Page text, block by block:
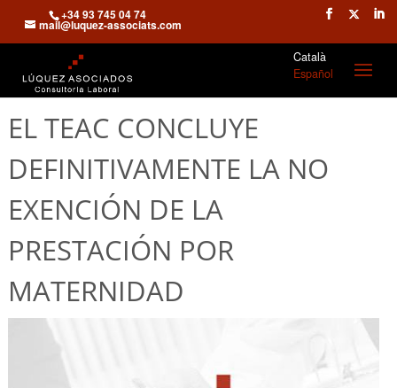
+34 93 745 04 74
mail@luquez-associats.com
Català
Español
EL TEAC CONCLUYE
DEFINITIVAMENTE LA NO
EXENCIÓN DE LA
PRESTACIÓN POR
MATERNIDAD